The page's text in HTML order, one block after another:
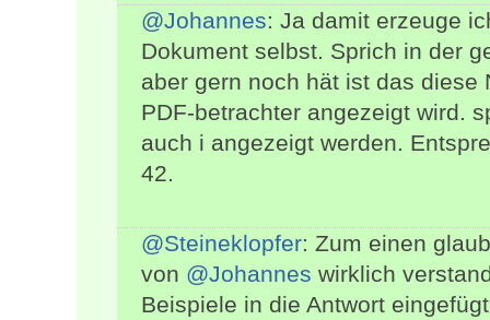
@Johannes: Ja damit erzeuge
Dokument selbst. Sprich in der
aber gern noch hät ist das
PDF-betrachter angezeigt wird.
auch i angezeigt werden.
42.
@Steineklopfer: Zum einen
von @Johannes wirklich
Beispiele in die Antwort